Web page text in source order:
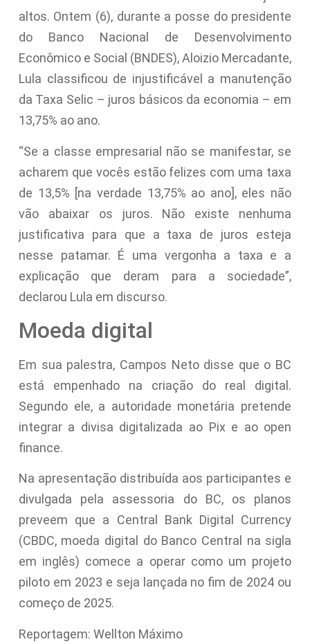
altos. Ontem (6), durante a posse do presidente
do Banco Nacional de Desenvolvimento
Econômico e Social (BNDES), Aloizio Mercadante,
Lula classificou de injustificável a manutenção
da Taxa Selic – juros básicos da economia – em
13,75% ao ano.
“Se a classe empresarial não se manifestar, se
acharem que vocês estão felizes com uma taxa
de 13,5% [na verdade 13,75% ao ano], eles não
vão abaixar os juros. Não existe nenhuma
justificativa para que a taxa de juros esteja
nesse patamar. É uma vergonha a taxa e a
explicação que deram para a sociedade”,
declarou Lula em discurso.
Moeda digital
Em sua palestra, Campos Neto disse que o BC
está empenhado na criação do real digital.
Segundo ele, a autoridade monetária pretende
integrar a divisa digitalizada ao Pix e ao open
finance.
Na apresentação distribuída aos participantes e
divulgada pela assessoria do BC, os planos
preveem que a Central Bank Digital Currency
(CBDC, moeda digital do Banco Central na sigla
em inglês) comece a operar como um projeto
piloto em 2023 e seja lançada no fim de 2024 ou
começo de 2025.
Reportagem: Wellton Máximo